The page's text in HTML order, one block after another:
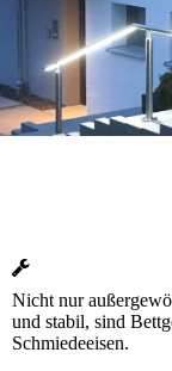
Nicht nur
und stabil, sind
Schmiedeeisen.